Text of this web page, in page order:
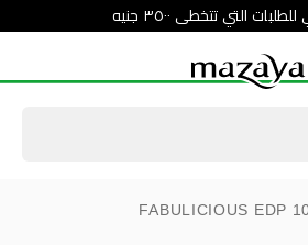
التي تتخطى ٣٥٠٠ جنيه
FABULICIOUS EDP